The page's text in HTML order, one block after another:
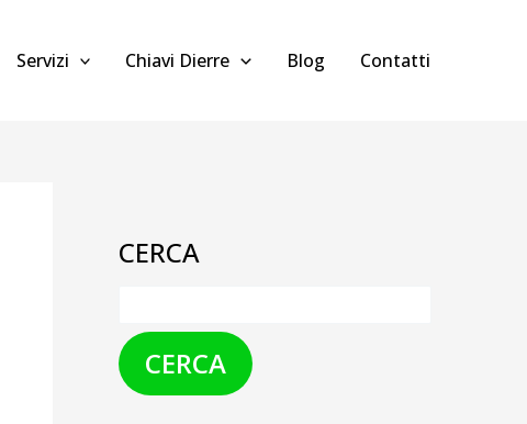
Servizi Chiavi Dierre Blog Contatti
CERCA
CERCA